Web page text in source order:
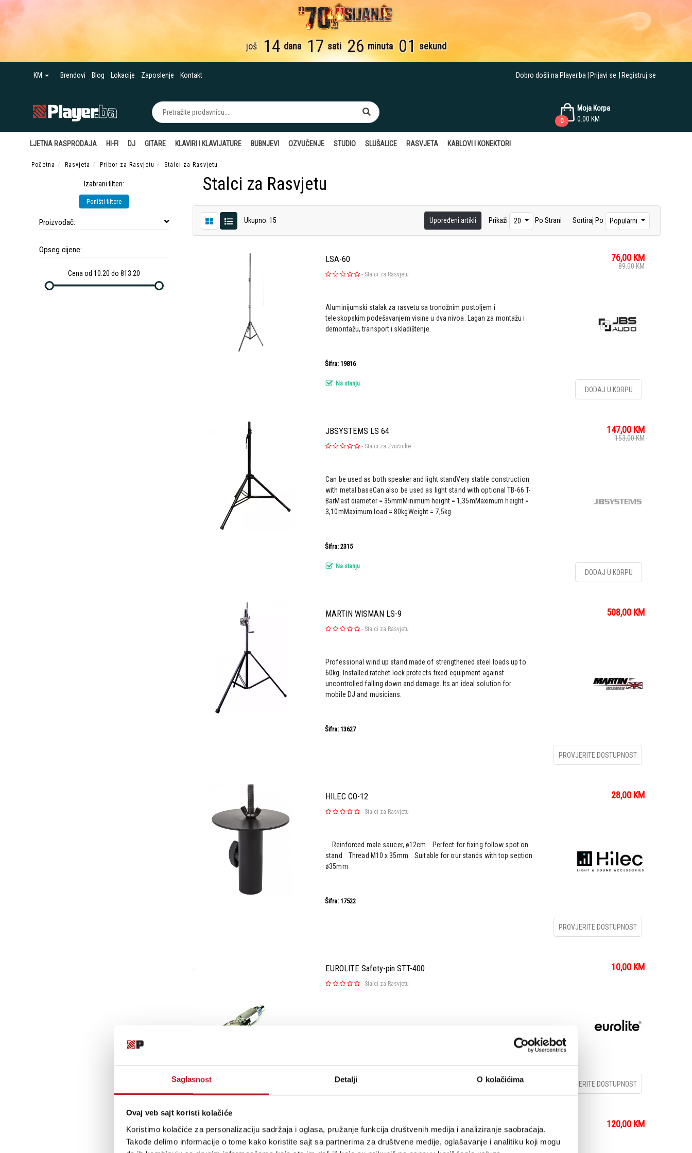
Saglasnost Detalji O kolačićima
Ovaj veb sajt koristi kolačiće
Koristimo kolačiće za personalizaciju sadržaja i oglasa, pružanje funkcija društvenih medija i analiziranje saobraćaja.
Takođe delimo informacije o tome kako koristite sajt sa partnerima za društvene medije, oglašavanje i analitiku koji mogu
još 14 dana 17 sati 26 minuta 00 sekundi
KM Brendovi Blog Lokacije Zaposlenje Kontakt Dobro došli na Player.ba Prijavi se Registruj se
Moja Korpa
0.00 KM
0
LJETNA RASPRODAJA HI-FI DJ GITARE KLAVIRI I KLAVIJATURE BUBNJEVI OZVUČENJE STUDIO SLUŠALICE RASVJETA KABLOVI I KONEKTORI
Početna Rasvjeta Pribor za Rasvjetu Stalci za Rasvjetu
Izabrani filteri:
Poništi filtere
Proizvođač:
Opseg cijene:
Cena od 10.20 do 813.20
Stalci za Rasvjetu
Ukupno: 15 Upoređeni artikli Prikaži 20 Po Strani Sortiraj Po Popularni
LSA-60
- Stalci za Rasvjetu
76,00 KM
89,00KM
Aluminijumski stalak za rasvetu sa tronožnim postoljem i
teleskopskim podešavanjem visine u dva nivoa. Lagan za montažu i
demontažu, transport i skladištenje.
Šifra: 19816
Na stanju
DODAJ U KORPU
JBSYSTEMS LS 64
- Stalci za Zvučnike
147,00 KM
153,00KM
Can be used as both speaker and light standVery stable construction
with metal baseCan also be used as light stand with optional TB-66 T-
BarMast diameter = 35mmMinimum height = 1,35mMaximum height =
3,10mMaximum load = 80kgWeight = 7,5kg
Šifra: 2315
Na stanju
DODAJ U KORPU
MARTIN WISMAN LS-9
- Stalci za Rasvjetu
508,00 KM
Professional wind up stand made of strengthened steel loads up to
60kg. Installed ratchet lock protects fixed equipment against
uncontrolled falling down and damage. Its an ideal solution for
mobile DJ and musicians.
Šifra: 13627
PROVJERITE DOSTUPNOST
HILEC CO-12
- Stalci za Rasvjetu
28,00 KM
Reinforced male saucer, ø12cm Perfect for fixing follow spot on
stand Thread M10 x 35mm Suitable for our stands with top section
ø35mm
Šifra: 17522
PROVJERITE DOSTUPNOST
EUROLITE Safety-pin STT-400
- Stalci za Rasvjetu
10,00 KM
PROVJERITE DOSTUPNOST
MARTIN WISMAN LSS KIT 100
- Stalci za Rasvjetu
120,00 KM